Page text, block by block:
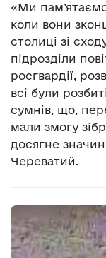
«Ми
коли вони
столиці зі
підрозділи
росгвардії,
всі були
сумнів, що,
мали змогу
досягне
Череватий.